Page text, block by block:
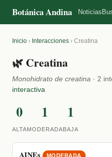
Botánica Andina Noticias
Inicio › Interacciones › Creatina
🌿 Creatina
Monohidrato de creatina · 2
interactiva
0
ALTA
1
MODERADA
1
BAJA
MODERADA